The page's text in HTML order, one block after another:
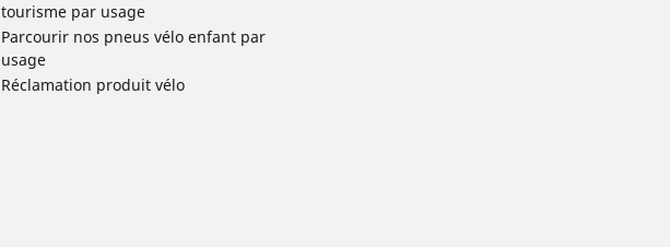
tourisme par usage
Parcourir nos pneus vélo enfant par
usage
Réclamation produit vélo